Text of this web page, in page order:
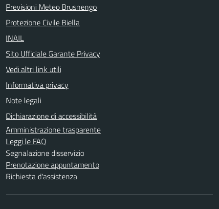
Previsioni Meteo Brusnengo
Protezione Civile Biella
INAIL
Sito Ufficiale Garante Privacy
Vedi altri link utili
Informativa privacy
Note legali
Dichiarazione di accessibilità
Amministrazione trasparente
Leggi le FAQ
Segnalazione disservizio
Prenotazione appuntamento
Richiesta d'assistenza